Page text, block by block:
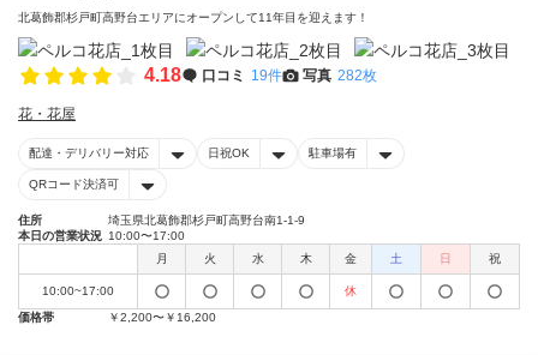
北葛飾郡杉戸町高野台エリアにオープンして11年目を迎えます！
4.18 口コミ 19件 写真 282枚
花・花屋
配達・デリバリー対応 日祝OK 駐車場有
QRコード決済可
住所
埼玉県北葛飾郡杉戸町高野台南1-1-9
本日の営業状況 10:00〜17:00
月
火 水 木 金 土 日 祝
10:00~17:00
休
価格帯
￥2,200〜￥16,200